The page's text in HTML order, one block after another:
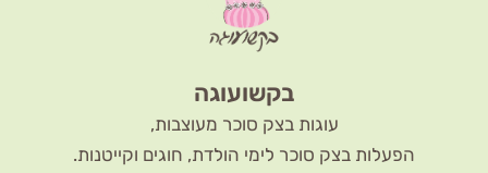
בקשועוגה
עוגות בצק סוכר מעוצבות,
הפעלות בצק סוכר לימי הולדת, חוגים וקייטנות.